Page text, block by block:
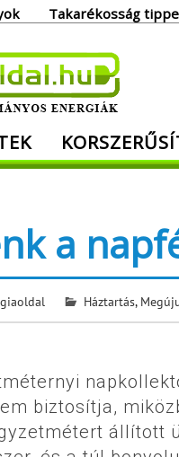
Takarékosság
a
Háztartás,
biztosítja,
állított